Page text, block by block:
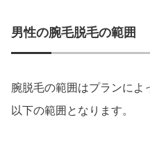
男性の腕毛脱毛の範囲
腕脱毛の範囲はプランによ
以下の範囲となります。